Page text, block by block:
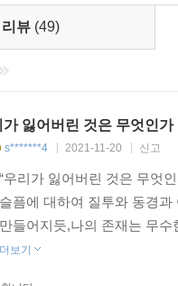
내는 호된 시련으로 변한다.
두운 감정에 깊이 개입한
뛰어난 화가처럼 정확하
편한 하나의 감정을 남긴다.
소설의 절정 부분에서 독
하는 절정 부분은 당신이
웃게 하는 동시에 슬픔을
기가 돋보이는 꽉 짜인 이야
뷰 (49)
가 잃어버린 것은 무엇인가
s*******4 2021-11-20 신고
“우리가 잃어버린 것은 무엇
슬픔에 대하여 질투와 동경
만들어지듯,나의 존재는 무
더보기